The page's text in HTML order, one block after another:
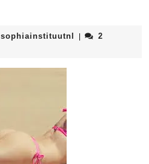
sophiainstituutnl sophiainstituutnl
2